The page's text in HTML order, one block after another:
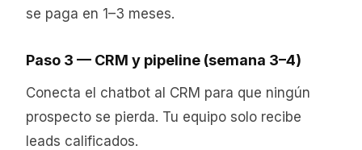
se paga en 1–3 meses.
Paso 3 — CRM y pipeline (semana 3–4)
Conecta el chatbot al CRM para que ningún
prospecto se pierda. Tu equipo solo recibe
leads calificados.